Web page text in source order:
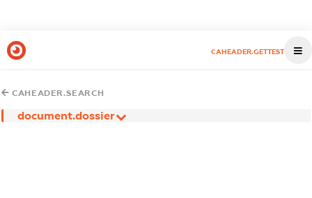
CAHEADER.GETTEST
CAHEADER.SEARCH
document.dossier